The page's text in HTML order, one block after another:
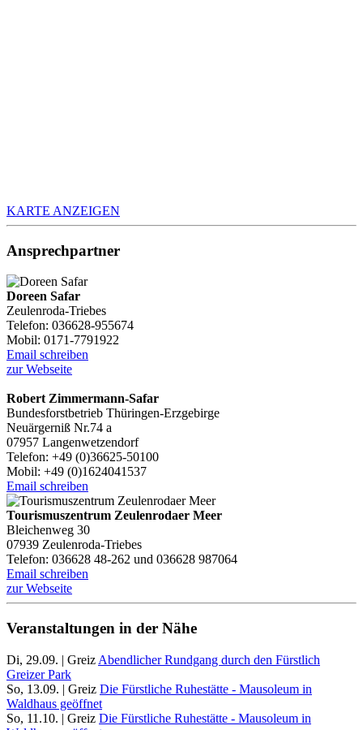
KARTE ANZEIGEN
Ansprechpartner
Doreen Safar
Zeulenroda-Triebes
Telefon: 036628-955674
Mobil: 0171-7791922
Email schreiben
zur Webseite
Robert Zimmermann-Safar
Bundesforstbetrieb Thüringen-Erzgebirge
Neuärgerniß Nr.74 a
07957 Langenwetzendorf
Telefon: +49 (0)36625-50100
Mobil: +49 (0)1624041537
Email schreiben
Tourismuszentrum Zeulenrodaer Meer
Bleichenweg 30
07939 Zeulenroda-Triebes
Telefon: 036628 48-262 und 036628 987064
Email schreiben
zur Webseite
Veranstaltungen in der Nähe
Di, 29.09. | Greiz Abendlicher Rundgang durch den Fürstlich
Greizer Park
So, 13.09. | Greiz Die Fürstliche Ruhestätte - Mausoleum in
Waldhaus geöffnet
So, 11.10. | Greiz Die Fürstliche Ruhestätte - Mausoleum in